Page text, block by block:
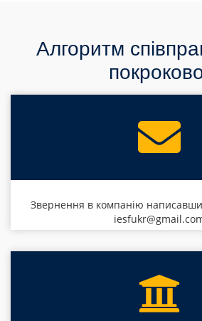
Алгоритм
Звернення в компанію